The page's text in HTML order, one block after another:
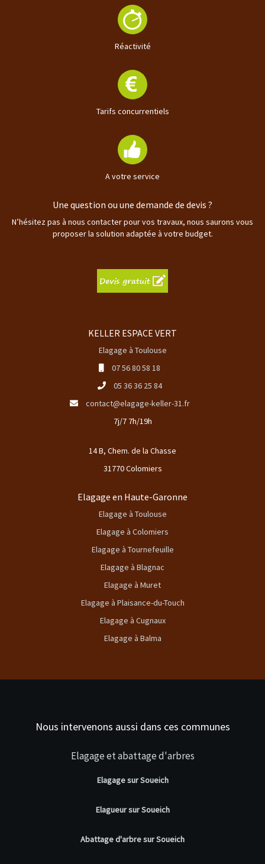
Réactivité
Tarifs concurrentiels
A votre service
Une question ou une demande de devis ?
N’hésitez pas à nous contacter pour vos travaux, nous saurons vous
proposer la solution adaptée à votre budget.
KELLER ESPACE VERT
Elagage à Toulouse
07 56 80 58 18
05 36 36 25 84
contact@elagage-keller-31.fr
7j/7 7h/19h
14 B, Chem. de la Chasse
31770 Colomiers
Elagage en Haute-Garonne
Elagage à Toulouse
Elagage à Colomiers
Elagage à Tournefeuille
Elagage à Blagnac
Elagage à Muret
Elagage à Plaisance-du-Touch
Elagage à Cugnaux
Elagage à Balma
Nous intervenons aussi dans ces communes
Elagage et abattage d'arbres
Elagage sur Soueich
Elagueur sur Soueich
Abattage d'arbre sur Soueich